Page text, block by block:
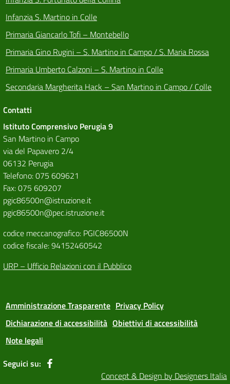
Infanzia S. Martino in Colle
Primaria Giancarlo Tofi – Montebello
Primaria Gino Rugini – S. Martino in Campo / S. Maria Rossa
Primaria Umberto Calzoni – S. Martino in Colle
Secondaria Margherita Hack – San Martino in Campo / Colle
Contatti
Istituto Comprensivo Perugia 9
San Martino in Campo
via del Papavero 2/4
06132 Perugia
Telefono: 075 609621
Fax: 075 609207
pgic86500n@istruzione.it
pgic86500n@pec.istruzione.it
codice meccanografico: PGIC86500N
codice fiscale: 94152460542
URP – Ufficio Relazioni con il Pubblico
Amministrazione Trasparente Privacy Policy
Dichiarazione di accessibilità Obiettivi di accessibilità
Note legali
Seguici su:
Concept & Design by Designers Italia